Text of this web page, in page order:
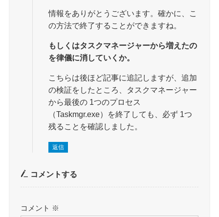
情報をありがとうございます。確かに、こ
の方法で終了することができますね。
もしくはタスクマネージャーから増えたの
を律儀に消していくか。
こちらは後ほど記事に追記しますが、追加
の検証をしたところ、タスクマネージャー
から最後の 1つのプロセス
（Taskmgr.exe）を終了しても、必ず 1つ
残ることを確認しました。
返信
コメントする
コメント ※